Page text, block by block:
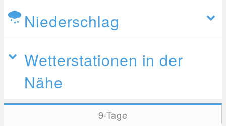
Niederschlag
Wetterstationen in der
Nähe
9-Tage